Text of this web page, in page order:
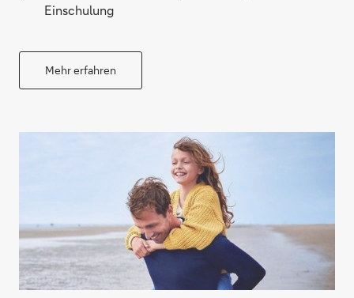
Einschulung
Mehr erfahren